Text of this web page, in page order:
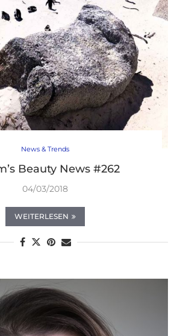
News & Trends
Beauty News #262
04/03/2018
WEITERLESEN